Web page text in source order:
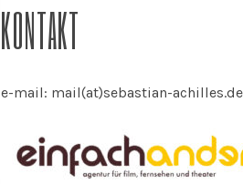
KONTAKT
e-mail: mail(at)sebastian-achilles.de